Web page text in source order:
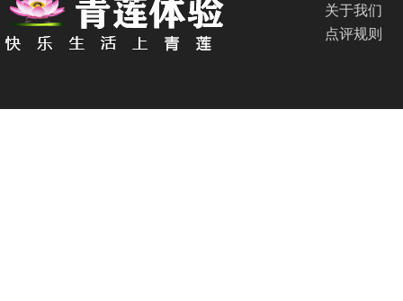
关于我们
点评规则